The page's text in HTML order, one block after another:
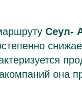
Сеул-
она